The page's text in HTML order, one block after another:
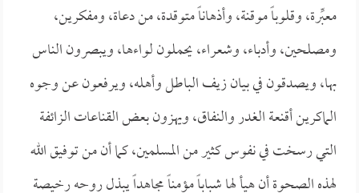
معبِّرة، وقلوباً موقنة، وأذهاناً متوقدة، من دعاة، ومفكرين،
ومصلحين، وأدباء، وشعراء، يحملون لواءها، ويبصرون الناس
بها، ويصدقون في بيان زيف الباطل وأهله، ويرفعون عن وجوه
الماكرين أقنعة الغدر والنفاق، ويهزون بعض القناعات الزائفة
التي رسخت في نفوس كثير من المسلمين، كما أن من توفيق الله
لهذه الصحوة أن هيأ لها شباباً مؤمناً مجاهداً يبذل روحه رخيصة